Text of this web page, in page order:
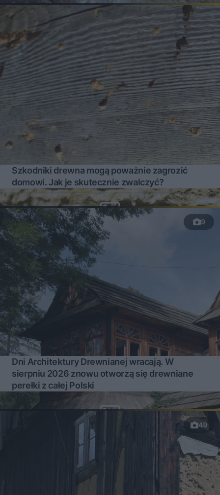
Szkodniki drewna mogą poważnie zagrozić
domowi. Jak je skutecznie zwalczyć?
9
Dni Architektury Drewnianej wracają. W
sierpniu 2026 znowu otworzą się drewniane
perełki z całej Polski
49